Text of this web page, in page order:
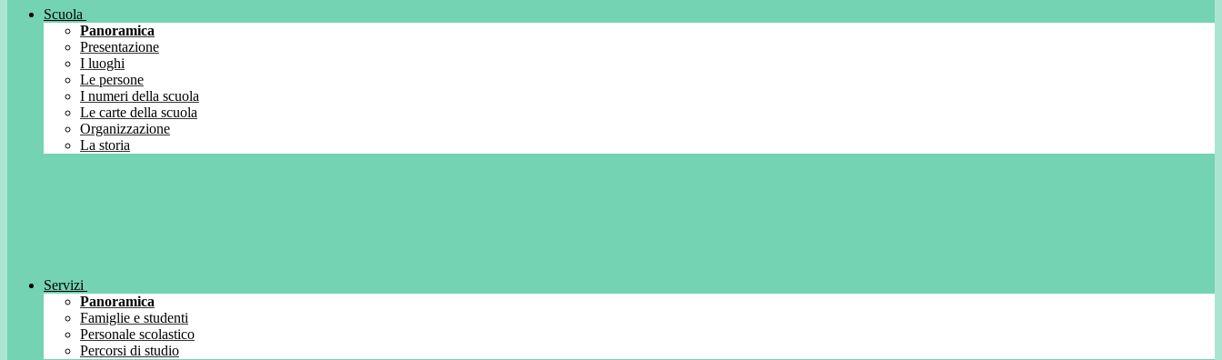
Scuola
Panoramica
Presentazione
I luoghi
Le persone
I numeri della scuola
Le carte della scuola
Organizzazione
La storia
Servizi
Panoramica
Famiglie e studenti
Personale scolastico
Percorsi di studio